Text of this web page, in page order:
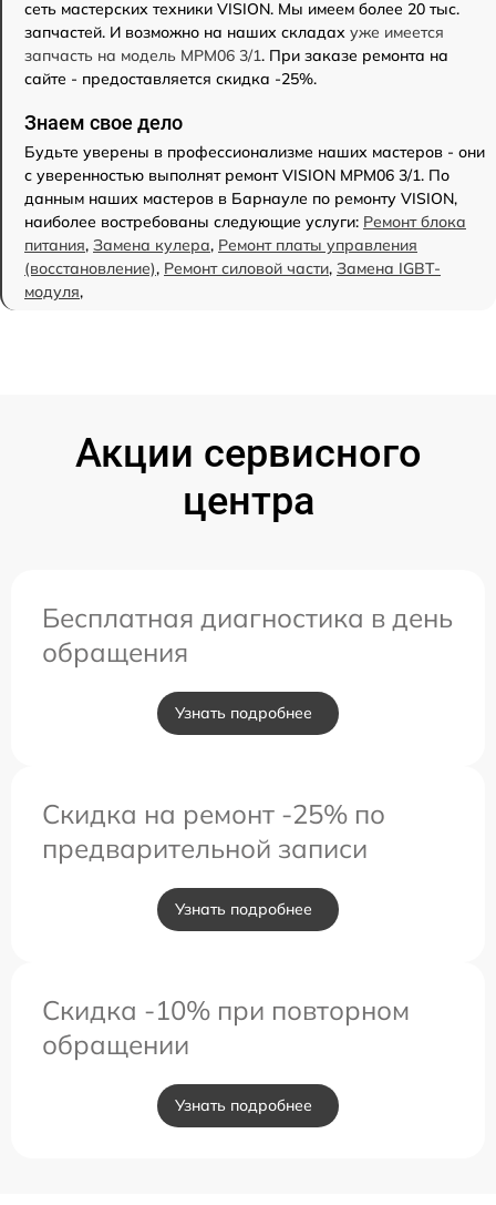
сеть мастерских техники VISION. Мы имеем более 20 тыс.
запчастей. И возможно на наших складах уже имеется
запчасть на модель MPM06 3/1. При заказе ремонта на
сайте - предоставляется скидка -25%.
Знаем свое дело
Будьте уверены в профессионализме наших мастеров - они
с уверенностью выполнят ремонт VISION MPM06 3/1. По
данным наших мастеров в Барнауле по ремонту VISION,
наиболее востребованы следующие услуги: Ремонт блока
питания, Замена кулера, Ремонт платы управления
(восстановление), Ремонт силовой части, Замена IGBT-
модуля,
Акции сервисного
центра
Бесплатная диагностика в день
обращения
Узнать подробнее
Скидка на ремонт -25% по
предварительной записи
Узнать подробнее
Скидка -10% при повторном
обращении
Узнать подробнее